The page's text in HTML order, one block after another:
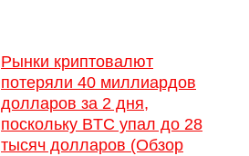
Рынки криптовалют
потеряли 40 миллиардов
долларов за 2 дня,
поскольку BTC упал до 28
тысяч долларов (Обзор